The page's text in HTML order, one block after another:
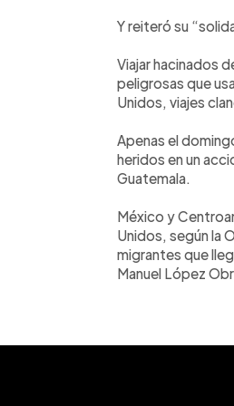
Y reiteró su
Viajar hacinados
peligrosas que
Unidos, viajes
Apenas el
heridos en un
Guatemala.
México y
Unidos, según la
migrantes que
Manuel López